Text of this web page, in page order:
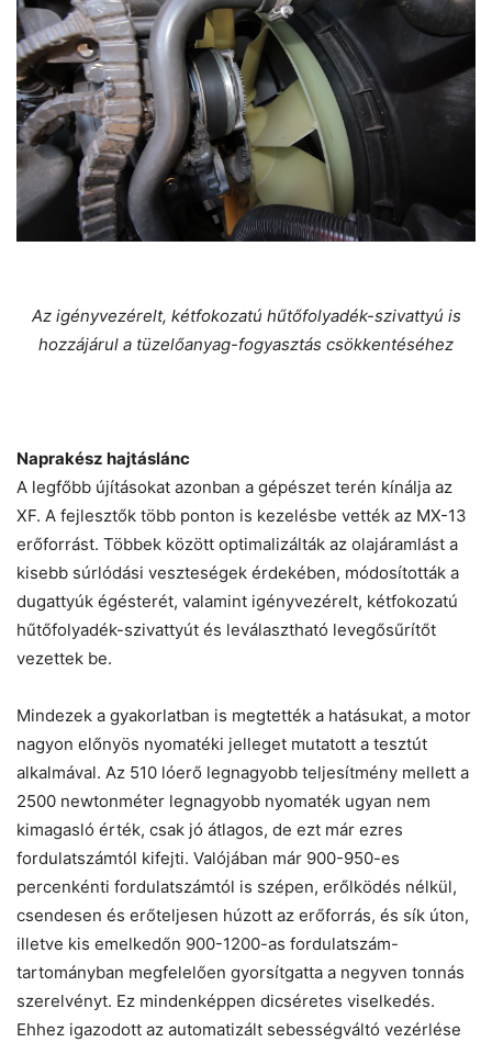
Az igényvezérelt, kétfokozatú hűtőfolyadék-szivattyú is
hozzájárul a tüzelőanyag-fogyasztás csökkentéséhez
Naprakész hajtáslánc
A legfőbb újításokat azonban a gépészet terén kínálja az
XF. A fejlesztők több ponton is kezelésbe vették az MX-13
erőforrást. Többek között optimalizálták az olajáramlást a
kisebb súrlódási veszteségek érdekében, módosították a
dugattyúk égésterét, valamint igényvezérelt, kétfokozatú
hűtőfolyadék-szivattyút és leválasztható levegősűrítőt
vezettek be.
Mindezek a gyakorlatban is megtették a hatásukat, a motor
nagyon előnyös nyomatéki jelleget mutatott a tesztút
alkalmával. Az 510 lóerő legnagyobb teljesítmény mellett a
2500 newtonméter legnagyobb nyomaték ugyan nem
kimagasló érték, csak jó átlagos, de ezt már ezres
fordulatszámtól kifejti. Valójában már 900-950-es
percenkénti fordulatszámtól is szépen, erőlködés nélkül,
csendesen és erőteljesen húzott az erőforrás, és sík úton,
illetve kis emelkedőn 900-1200-as fordulatszám-
tartományban megfelelően gyorsítgatta a negyven tonnás
szerelvényt. Ez mindenképpen dicséretes viselkedés.
Ehhez igazodott az automatizált sebességváltó vezérlése